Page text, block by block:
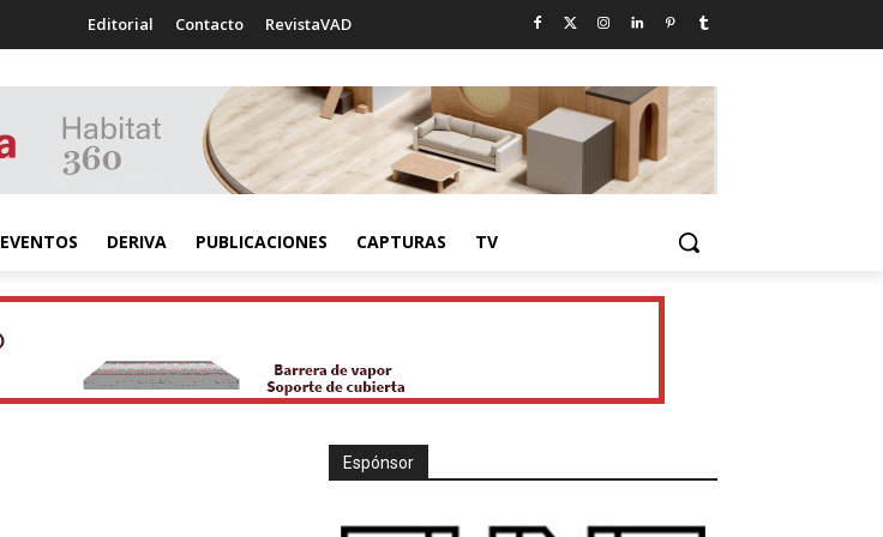
Editorial Contacto RevistaVAD
EVENTOS DERIVA PUBLICACIONES CAPTURAS TV
Espónsor